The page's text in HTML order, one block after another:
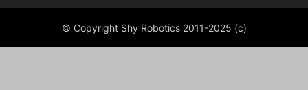
© Copyright Shy Robotics 2011-2025 (c)